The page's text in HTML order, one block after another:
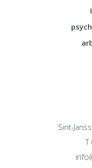
Sint-
T